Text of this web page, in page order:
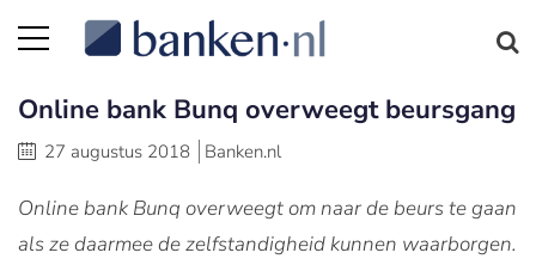
Online bank Bunq overweegt beursgang
27 augustus 2018 Banken.nl
Online bank Bunq overweegt om naar de beurs te gaan
als ze daarmee de zelfstandigheid kunnen waarborgen.